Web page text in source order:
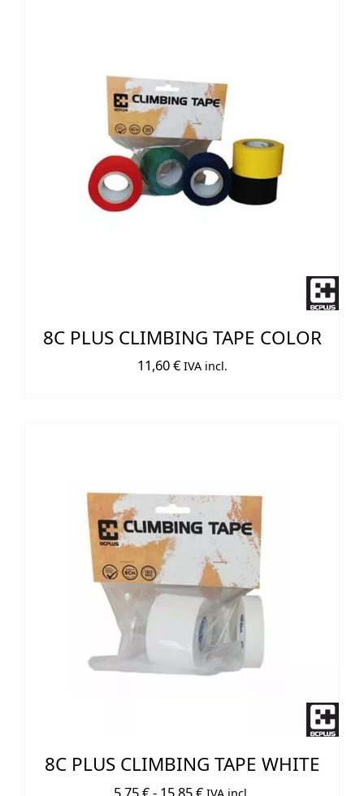
8C PLUS CLIMBING TAPE COLOR
11,60€ IVA incl.
8C PLUS CLIMBING TAPE WHITE
5,75€- 15,85€Rango
IVA incl.